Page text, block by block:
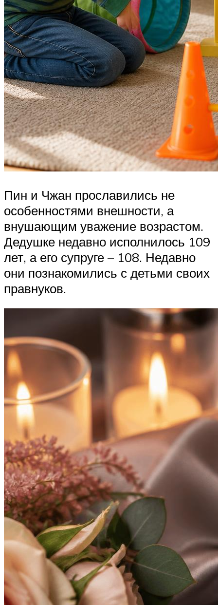
Пин и Чжан прославились не
особенностями внешности, а
внушающим уважение возрастом.
Дедушке недавно исполнилось 109
лет, а его супруге – 108. Недавно
они познакомились с детьми своих
правнуков.